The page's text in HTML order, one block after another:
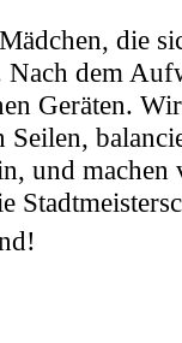
die
dem
Geräten.
und machen